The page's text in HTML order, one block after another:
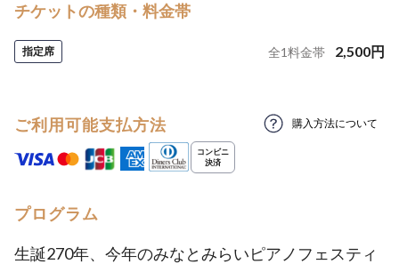
チケットの種類・料金帯
指定席 全1料金帯 2,500円
ご利用可能支払方法 購入方法について
プログラム
生誕270年、今年のみなとみらいピアノフェスティ